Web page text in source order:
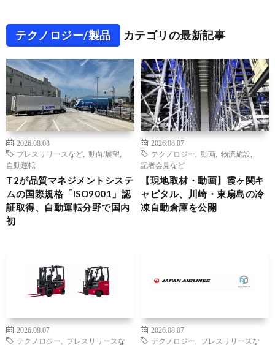
テクノロジー/製品 カテゴリの最新記事
2026.08.08
プレスリリースなど
動向/展望
自動運転
T2が品質マネジメントシステ
ムの国際規格「ISO9001」認
証取得、自動運転分野で国内
初
2026.08.07
テクノロジー
動画 物流施設
記者会見など
【現地取材・動画】霞ヶ関キ
ャピタル、川崎・東扇島の冷
凍自動倉庫を公開
2026.08.07
テクノロジー
プレスリリースな
2026.08.07
テクノロジー
プレスリリースな